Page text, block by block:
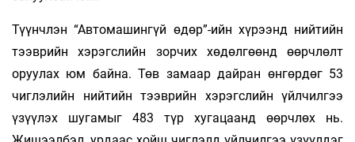
Түүнчлэн “Автомашингүй өдөр”-ийн хүрээнд нийтийн
тээврийн хэрэгслийн зорчих хөдөлгөөнд өөрчлөлт
оруулах юм байна. Төв замаар дайран өнгөрдөг 53
чиглэлийн нийтийн тээврийн хэрэгслийн үйлчилгээ
үзүүлэх шугамыг 483 түр хугацаанд өөрчлөх нь.